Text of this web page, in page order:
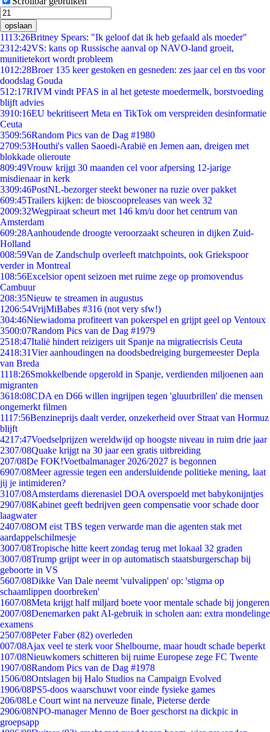
opslaan
1113:26Britney Spears: "Ik geloof dat ik heb gefaald als moeder"
2312:42VS: kans op Russische aanval op NAVO-land groeit,
munitietekort wordt probleem
1012:28Broer 135 keer gestoken en gesneden: zes jaar cel en tbs voor
doodslag Gouda
512:17RIVM vindt PFAS in al het geteste moedermelk, borstvoeding
blijft advies
3910:16EU bekritiseert Meta en TikTok om verspreiden desinformatie
Ceuta
3509:56Random Pics van de Dag #1980
2709:53Houthi's vallen Saoedi-Arabië en Jemen aan, dreigen met
blokkade olieroute
809:49Vrouw krijgt 30 maanden cel voor afpersing 12-jarige
misdienaar in kerk
3309:46PostNL-bezorger steekt bewoner na ruzie over pakket
609:45Trailers kijken: de bioscoopreleases van week 32
2009:32Wegpiraat scheurt met 146 km/u door het centrum van
Amsterdam
609:28Aanhoudende droogte veroorzaakt scheuren in dijken Zuid-
Holland
008:59Van de Zandschulp overleeft matchpoints, ook Griekspoor
verder in Montreal
108:56Excelsior opent seizoen met ruime zege op promovendus
Cambuur
208:35Nieuw te streamen in augustus
1206:54VrijMiBabes #316 (not very sfw!)
304:46Niewiadoma profiteert van pokerspel en grijpt geel op Ventoux
3500:07Random Pics van de Dag #1979
2518:47Italië hindert reizigers uit Spanje na migratiecrisis Ceuta
2418:31Vier aanhoudingen na doodsbedreiging burgemeester Depla
van Breda
1118:26Smokkelbende opgerold in Spanje, verdienden miljoenen aan
migranten
3618:08CDA en D66 willen ingrijpen tegen 'gluurbrillen' die mensen
ongemerkt filmen
1117:56Benzineprijs daalt verder, onzekerheid over Straat van Hormuz
blijft
4217:47Voedselprijzen wereldwijd op hoogste niveau in ruim drie jaar
2307/08Quake krijgt na 30 jaar een gratis uitbreiding
207/08De FOK!Voetbalmanager 2026/2027 is begonnen
6907/08Meer agressie tegen een andersluidende politieke mening, laat
jij je intimideren?
3107/08Amsterdams dierenasiel DOA overspoeld met babykonijntjes
2907/08Kabinet geeft bedrijven geen compensatie voor schade door
laagwater
2407/08OM eist TBS tegen verwarde man die agenten stak met
aardappelschilmesje
3007/08Tropische hitte keert zondag terug met lokaal 32 graden
3007/08Trump grijpt weer in op automatisch staatsburgerschap bij
geboorte in VS
5607/08Dikke Van Dale neemt 'vulvalippen' op: 'stigma op
schaamlippen doorbreken'
1607/08Meta krijgt half miljard boete voor mentale schade bij jongeren
2007/08Denemarken pakt AI-gebruik in scholen aan: extra mondelinge
examens
2507/08Peter Faber (82) overleden
007/08Ajax veel te sterk voor Shelbourne, maar houdt schade beperkt
107/08Nieuwkomers schitteren bij ruime Europese zege FC Twente
1907/08Random Pics van de Dag #1978
1506/08Ontslagen bij Halo Studios na Campaign Evolved
1906/08PS5-doos waarschuwt voor einde fysieke games
206/08Le Court wint na nerveuze finale, Pieterse derde
2906/08NPO-manager Menno de Boer geschorst na dickpic in
groepsapp